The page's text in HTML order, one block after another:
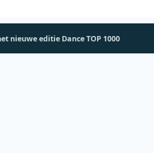
nieuwe editie Dance TOP 1000